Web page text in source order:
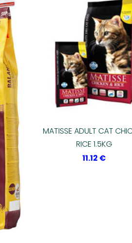
MATISSE ADULT CAT
RICE 1.5KG
11.12 €